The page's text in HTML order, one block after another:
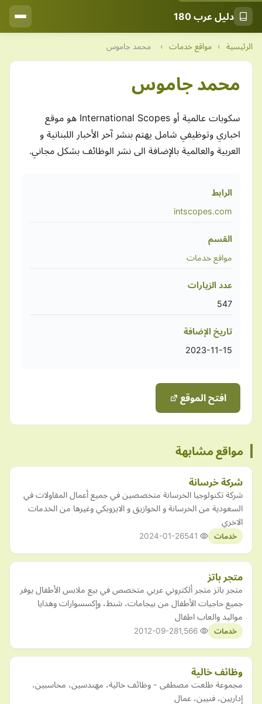
دليل عرب 180
الرئيسية › مواقع خدمات › محمد جاموس
محمد جاموس
سكوبات عالمية أو International Scopes هو موقع
اخباري وتوظيفي شامل يهتم بنشر آخر الأخبار اللبنانية و
العربية والعالمية بالإضافة الى نشر الوظائف بشكل مجاني.
الرابط
intscopes.com
القسم
مواقع خدمات
عدد الزيارات
547
تاريخ الإضافة
2023-11-15
افتح الموقع
مواقع مشابهة
شركة خرسانة
شركة تكنولوجيا الخرسانة متخصصين في جميع أعمال المقاولات في
السعودية من الخرسانة و الخوازيق و الايزوبكي وغيرها من الخدمات
الاخري
خدمات 2024-01-26
متجر باتز
متجر باتز متجر ألكتروني عربي متخصص في بيع ملابس الأطفال يوفر
جميع حاجيات الأطفال من بيجامات، شنط، وإكسسوارات وهدايا
مواليد والعاب اطفال
خدمات 2012-09-28
وظائف خالية
مجموعة طلعت مصطفى - وظائف خالية، مهندسين، محاسبين،
إداريين، فنيين، عمال